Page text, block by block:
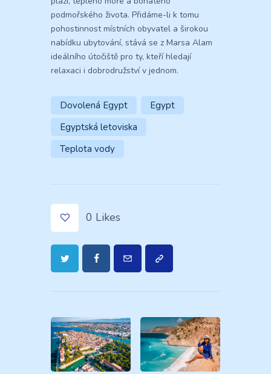
podmořského života. Přidáme-li k tomu
pohostinnost místních obyvatel a širokou
nabídku ubytování, stává se z Marsa Alam
ideálního útočiště pro ty, kteří hledají
relaxaci i dobrodružství v jednom.
Dovolená Egypt
Egypt
Egyptská letoviska
Teplota vody
0 Likes
Navigace
pro
příspěvek